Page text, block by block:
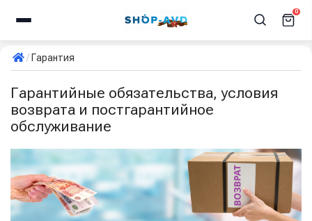
0
Гарантия
Гарантийные обязательства, условия
возврата и постгарантийное
обслуживание